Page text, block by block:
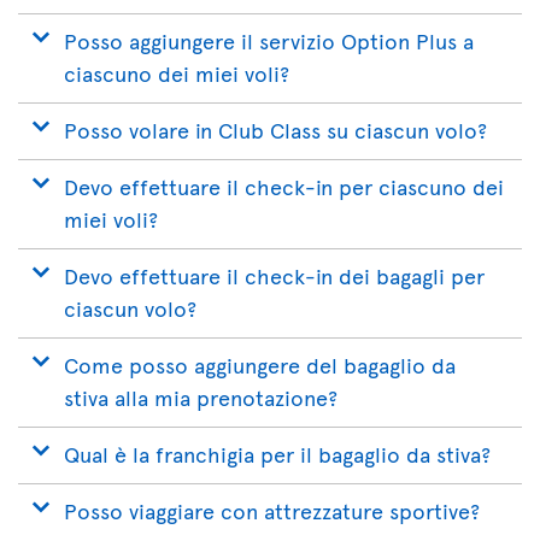
Posso aggiungere il servizio Option Plus a
ciascuno dei miei voli?
Posso volare in Club Class su ciascun volo?
Devo effettuare il check-in per ciascuno dei
miei voli?
Devo effettuare il check-in dei bagagli per
ciascun volo?
Come posso aggiungere del bagaglio da
stiva alla mia prenotazione?
Qual è la franchigia per il bagaglio da stiva?
Posso viaggiare con attrezzature sportive?